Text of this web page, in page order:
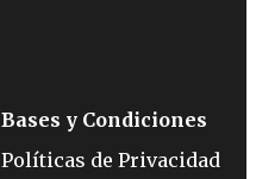
Bases y Condiciones
Políticas de Privacidad